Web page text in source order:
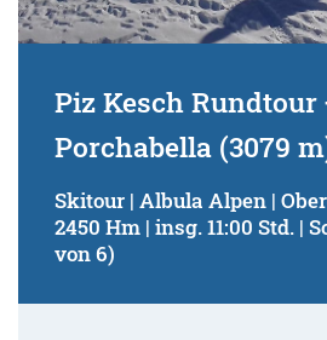
Piz Kesch Rundtour
Porchabella (3079
Skitour | Albula Alpen |
2450 Hm | insg. 11:00 Std. |
von 6)